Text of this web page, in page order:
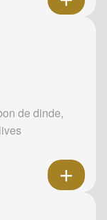
de dinde,